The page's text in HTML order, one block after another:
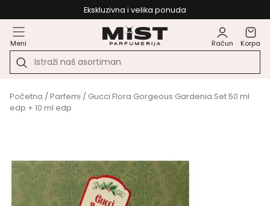
Ekskluzivna i velika ponuda
Meni Račun Korpa
Početna /Parfemi / Gucci Flora Gorgeous Gardenia Set 50 ml
edp + 10 ml edp